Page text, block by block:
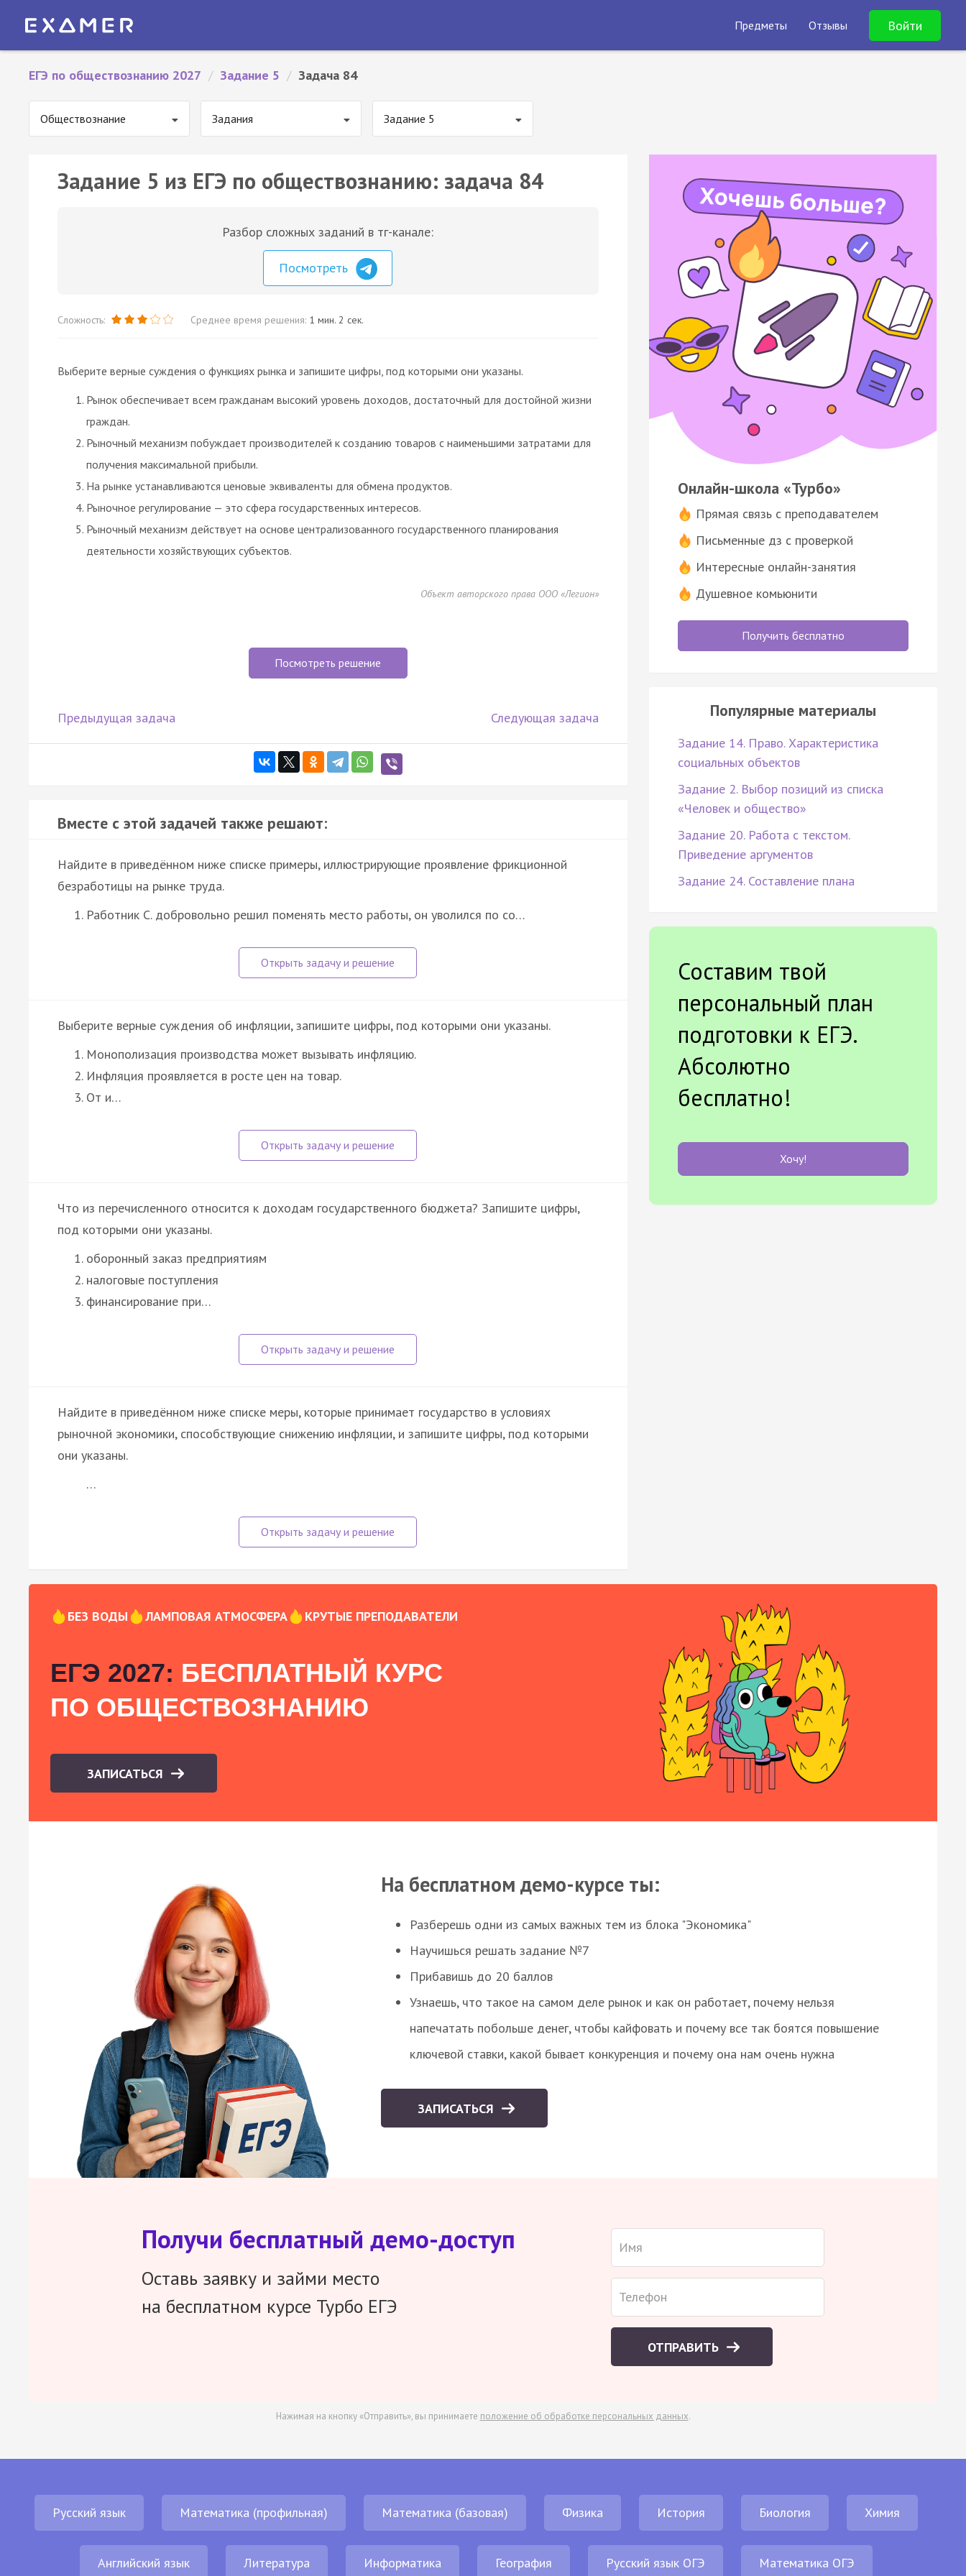
Предметы Отзывы Войти
ЕГЭ по обществознанию 2027 / Задание 5 / Задача 84
Обществознание Задания Задание 5
Задание 5 из ЕГЭ по обществознанию: задача 84
Разбор сложных заданий в тг-канале:
Посмотреть
Сложность: Среднее время решения: 1 мин. 2 сек.
Выберите верные суждения о функциях рынка и запишите цифры, под которыми они указаны.
Рынок обеспечивает всем гражданам высокий уровень доходов, достаточный для достойной жизни
граждан.
Рыночный механизм побуждает производителей к созданию товаров с наименьшими затратами для
получения максимальной прибыли.
На рынке устанавливаются ценовые эквиваленты для обмена продуктов.
Рыночное регулирование — это сфера государственных интересов.
Рыночный механизм действует на основе централизованного государственного планирования
деятельности хозяйствующих субъектов.
Объект авторского права ООО «Легион»
Посмотреть решение
Предыдущая задача Следующая задача
Вместе с этой задачей также решают:
Найдите в приведённом ниже списке примеры, иллюстрирующие проявление фрикционной
безработицы на рынке труда.
Работник С. добровольно решил поменять место работы, он уволился по со…
Выберите верные суждения об инфляции, запишите цифры, под которыми они указаны.
Монополизация производства может вызывать инфляцию.
Инфляция проявляется в росте цен на товар.
От и…
Что из перечисленного относится к доходам государственного бюджета? Запишите цифры,
под которыми они указаны.
оборонный заказ предприятиям
налоговые поступления
финансирование при…
Найдите в приведённом ниже списке меры, которые принимает государство в условиях
рыночной экономики, способствующие снижению инфляции, и запишите цифры, под которыми
они указаны.
…
Онлайн-школа «Турбо»
Прямая связь с преподавателем
Письменные дз с проверкой
Интересные онлайн-занятия
Душевное комьюнити
Получить бесплатно
Популярные материалы
Задание 14. Право. Характеристика
социальных объектов
Задание 2. Выбор позиций из списка
«Человек и общество»
Задание 20. Работа с текстом.
Приведение аргументов
Задание 24. Составление плана
Составим твой
персональный план
подготовки к ЕГЭ.
Абсолютно
бесплатно!
Хочу!
БЕЗ ВОДЫ ЛАМПОВАЯ АТМОСФЕРА КРУТЫЕ ПРЕПОДАВАТЕЛИ
ЕГЭ 2027: БЕСПЛАТНЫЙ КУРС
ПО ОБЩЕСТВОЗНАНИЮ
ЗАПИСАТЬСЯ
На бесплатном демо-курсе ты:
Разберешь одни из самых важных тем из блока "Экономика"
Научишься решать задание №7
Прибавишь до 20 баллов
Узнаешь, что такое на самом деле рынок и как он работает, почему нельзя
напечатать побольше денег, чтобы кайфовать и почему все так боятся повышение
ключевой ставки, какой бывает конкуренция и почему она нам очень нужна
ЗАПИСАТЬСЯ
Получи бесплатный демо-доступ
Оставь заявку и займи место
на бесплатном курсе Турбо ЕГЭ
ОТПРАВИТЬ
Нажимая на кнопку «Отправить», вы принимаете положение об обработке персональных данных.
Русский язык Математика (профильная) Математика (базовая) Физика История Биология Химия
Английский язык Литература Информатика География Русский язык ОГЭ Математика ОГЭ